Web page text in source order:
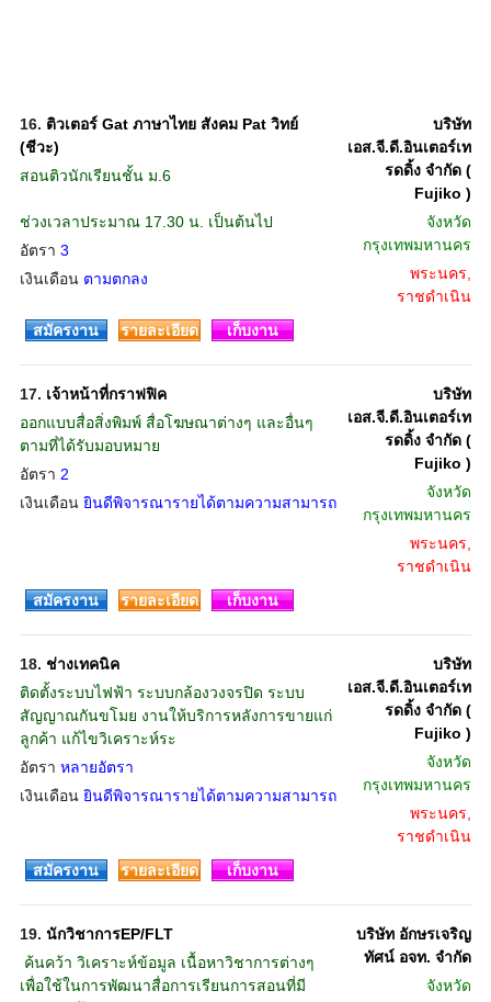
16. ติวเตอร์ Gat ภาษาไทย สังคม Pat วิทย์
(ชีวะ)
สอนติวนักเรียนชั้น ม.6
ช่วงเวลาประมาณ 17.30 น. เป็นต้นไป
อัตรา 3
เงินเดือน ตามตกลง
บริษัท
เอส.จี.ดี.อินเตอร์เท
รดดิ้ง จำกัด (
Fujiko )
จังหวัด
กรุงเทพมหานคร
พระนคร,
ราชดำเนิน
สมัครงาน
รายละเอียด เก็บงาน
17. เจ้าหน้าที่กราฟฟิค
ออกแบบสื่อสิ่งพิมพ์ สื่อโฆษณาต่างๆ และอื่นๆ
ตามที่ได้รับมอบหมาย
อัตรา 2
เงินเดือน ยินดีพิจารณารายได้ตามความสามารถ
บริษัท
เอส.จี.ดี.อินเตอร์เท
รดดิ้ง จำกัด (
Fujiko )
จังหวัด
กรุงเทพมหานคร
พระนคร,
ราชดำเนิน
สมัครงาน
รายละเอียด เก็บงาน
18. ช่างเทคนิค
ติดตั้งระบบไฟฟ้า ระบบกล้องวงจรปิด ระบบ
สัญญาณกันขโมย งานให้บริการหลังการขายแก่
ลูกค้า แก้ไขวิเคราะห์ระ
อัตรา หลายอัตรา
เงินเดือน ยินดีพิจารณารายได้ตามความสามารถ
บริษัท
เอส.จี.ดี.อินเตอร์เท
รดดิ้ง จำกัด (
Fujiko )
จังหวัด
กรุงเทพมหานคร
พระนคร,
ราชดำเนิน
สมัครงาน
รายละเอียด เก็บงาน
19. นักวิชาการEP/FLT
 ค้นคว้า วิเคราะห์ข้อมูล เนื้อหาวิชาการต่างๆ
เพื่อใช้ในการพัฒนาสื่อการเรียนการสอนที่มี
บริษัท อักษรเจริญ
ทัศน์ อจท. จำกัด
จังหวัด